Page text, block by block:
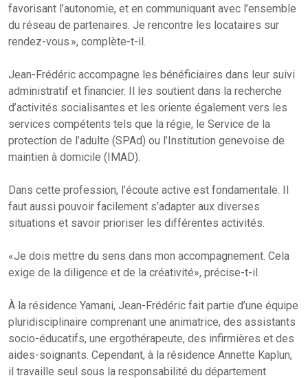
favorisant l’autonomie, et en communiquant avec l’ensemble
du réseau de partenaires. Je rencontre les locataires sur
rendez-vous », complète-t-il.
Jean-Frédéric accompagne les bénéficiaires dans leur suivi
administratif et financier. Il les soutient dans la recherche
d’activités socialisantes et les oriente également vers les
services compétents tels que la régie, le Service de la
protection de l’adulte (SPAd) ou l’Institution genevoise de
maintien à domicile (IMAD).
Dans cette profession, l’écoute active est fondamentale. Il
faut aussi pouvoir facilement s’adapter aux diverses
situations et savoir prioriser les différentes activités.
«Je dois mettre du sens dans mon accompagnement. Cela
exige de la diligence et de la créativité», précise-t-il.
À la résidence Yamani, Jean-Frédéric fait partie d’une équipe
pluridisciplinaire comprenant une animatrice, des assistants
socio-éducatifs, une ergothérapeute, des infirmières et des
aides-soignants. Cependant, à la résidence Annette Kaplun,
il travaille seul sous la responsabilité du département